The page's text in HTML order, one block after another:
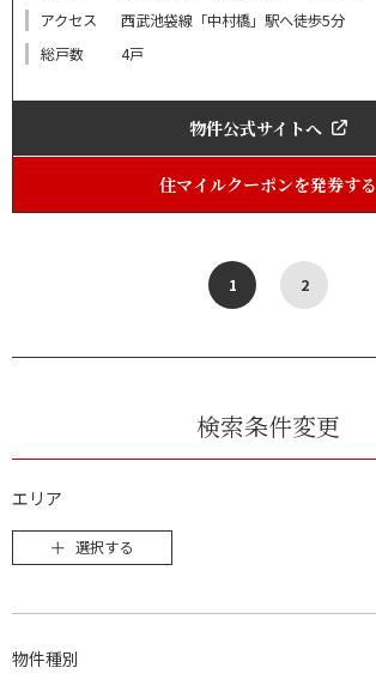
アクセス
西武池袋線「中村橋」駅へ徒歩5分
総戸数
4戸
物件公式サイトへ
住マイルクーポンを発券する
1 2
検索条件変更
エリア
選択する
物件種別